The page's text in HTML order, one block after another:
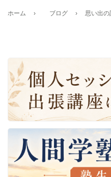
ホーム › ブログ › 思い出の